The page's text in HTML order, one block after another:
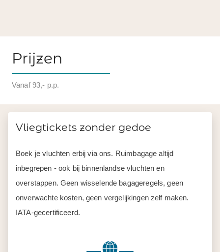
Prijzen
Vanaf 93,- p.p.
Vliegtickets zonder gedoe
Boek je vluchten erbij via ons. Ruimbagage altijd
inbegrepen - ook bij binnenlandse vluchten en
overstappen. Geen wisselende bagageregels, geen
onverwachte kosten, geen vergelijkingen zelf maken.
IATA-gecertificeerd.